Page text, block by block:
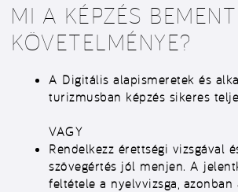
MI A KÉPZÉS
KÖVETELMÉNYE?
A Digitális alapismeretek és
turizmusban képzés sikeres
VAGY
Rendelkezz érettségi vizsgával
szövegértés jól menjen. A
feltétele a nyelvvizsga, azonban